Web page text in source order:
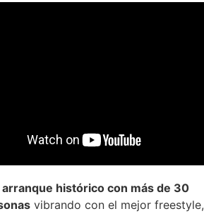
arranque histórico con más de 30
vibrando con el mejor freestyle,